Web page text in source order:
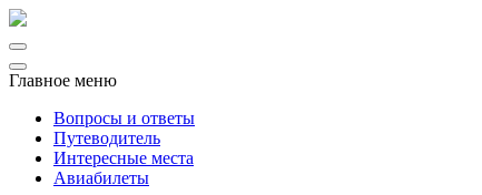
Главное меню
Вопросы и ответы
Путеводитель
Интересные места
Авиабилеты